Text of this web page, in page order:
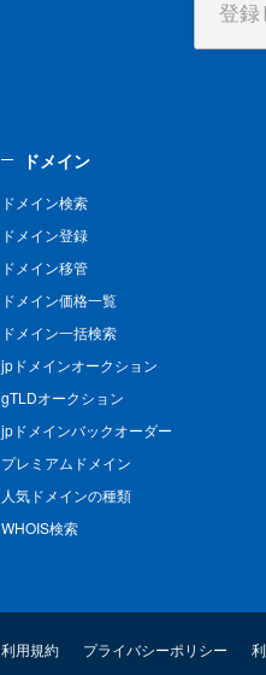
ドメイン
ドメイン検索
ドメイン登録
ドメイン移管
ドメイン価格一覧
ドメイン一括検索
jpドメインオークション
gTLDオークション
jpドメインバックオーダー
プレミアムドメイン
人気ドメインの種類
WHOIS検索
利用規約 プライバシーポリシー